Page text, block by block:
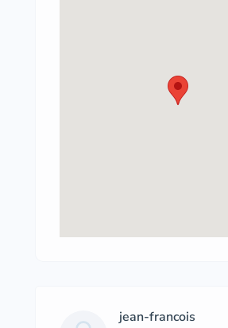
jean-francois